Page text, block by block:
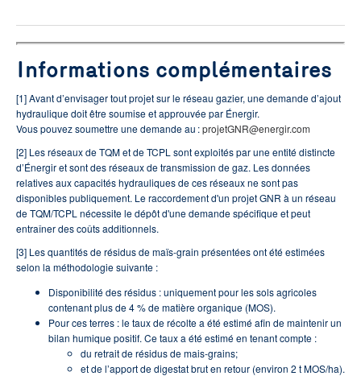
Informations complémentaires
[1] Avant d’envisager tout projet sur le réseau gazier, une demande d’ajout
hydraulique doit être soumise et approuvée par Énergir.
Vous pouvez soumettre une demande au :projetGNR@energir.com
[2] Les réseaux de TQM et de TCPL sont exploités par une entité distincte
d’Énergir et sont des réseaux de transmission de gaz. Les données
relatives aux capacités hydrauliques de ces réseaux ne sont pas
disponibles publiquement. Le raccordement d'un projet GNR à un réseau
de TQM/TCPL nécessite le dépôt d'une demande spécifique et peut
entraîner des coûts additionnels.
[3] Les quantités de résidus de maïs-grain présentées ont été estimées
selon la méthodologie suivante :
Disponibilité des résidus : uniquement pour les sols agricoles
contenant plus de 4 % de matière organique (MOS).
Pour ces terres : le taux de récolte a été estimé afin de maintenir un
bilan humique positif. Ce taux a été estimé en tenant compte :
du retrait de résidus de mais-grains;
et de l’apport de digestat brut en retour (environ 2 t MOS/ha).